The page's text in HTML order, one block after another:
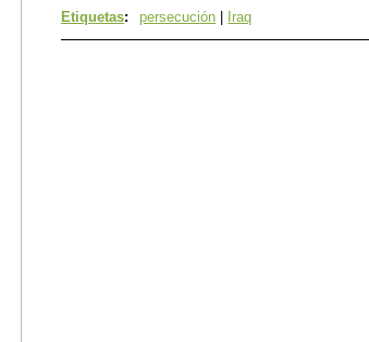
Etiquetas: persecución | Iraq